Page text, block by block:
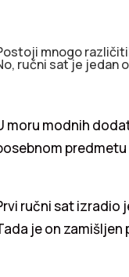
mnogo
ručni sat je jedan
moru modnih
ručni sat izradio
je on